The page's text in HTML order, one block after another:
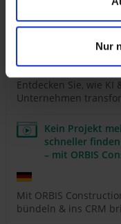
Nur
Power
Entdecken Sie, wie KI
Unternehmen
Kein Projekt
schneller
– mit ORBIS
Mit ORBIS
bündeln & ins CRM